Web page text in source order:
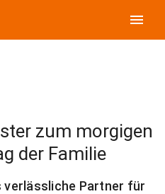
menu
zum morgigen
der Familie
verlässliche Partner für